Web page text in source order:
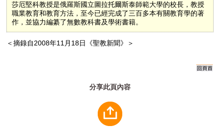
莎厄堅科教授是俄羅斯國立圖拉托爾斯泰師範大學的校長，教授
職業教育和教育方法，至今已經完成了三百多本有關教育學的著
作，並協力編纂了無數教科書及學術書籍。
＜摘錄自2008年11月18日《聖教新聞》＞
分享此頁內容